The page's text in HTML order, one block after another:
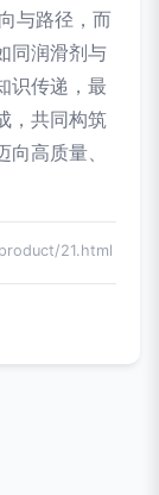
与路径，而
同润滑剂与
识传递，最
，共同构筑
高质量、
21.html